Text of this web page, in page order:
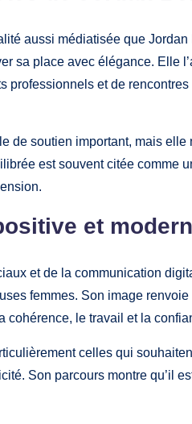
aussi médiatisée que
sa place avec élégance. Elle
professionnels et de
de soutien important, mais
est souvent citée comme
et
et de la communication
femmes. Son image
cohérence, le travail et la
celles qui
Son parcours montre qu’il